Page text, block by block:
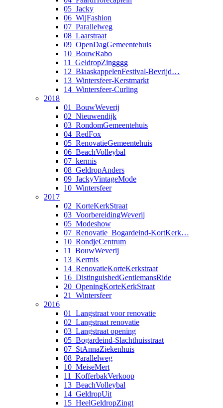
05_Jacky
06_WijFashion
07_Parallelweg
08_Laarstraat
09_OpenDagGemeentehuis
10_BouwRabo
11_GeldropZingggg
12_BlaaskappelenFestival-Bevrijd…
13_Wintersfeer-Kerstmarkt
14_Wintersfeer-Curling
2018
01_BouwWeverij
02_Nieuwendijk
03_RondomGemeentehuis
04_RedFox
05_RenovatieGemeentehuis
06_BeachVolleybal
07_kermis
08_GeldropAnders
09_JackyVintageMode
10_Wintersfeer
2017
02_KorteKerkStraat
03_VoorbereidingWeverij
05_Modeshow
07_Renovatie_Bogardeind-KortKerk…
10_RondjeCentrum
11_BouwWeverij
13_Kermis
14_RenovatieKorteKerkstraat
16_DistinguishedGentlemansRide
20_OpeningKorteKerkStraat
21_Wintersfeer
2016
01_Langstraat voor renovatie
02_Langstraat renovatie
03_Langstraat opening
05_Bogardeind-Slachthuisstraat
07_StAnnaZiekenhuis
08_Parallelweg
10_MeiseMert
11_KofferbakVerkoop
13_BeachVolleybal
14_GeldropUit
15_HeelGeldropZingt